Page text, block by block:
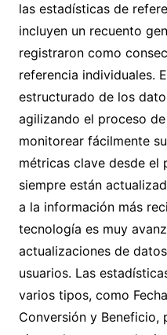
las estadísticas de
incluyen un recuento
registraron como
referencia individuales.
estructurado de los
agilizando el proceso
monitorear fácilmente
métricas clave desde el
siempre están
a la información más
tecnología es muy
actualizaciones de
usuarios. Las
varios tipos, como
Conversión y Beneficio,